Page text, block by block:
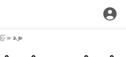
ဿနာများ